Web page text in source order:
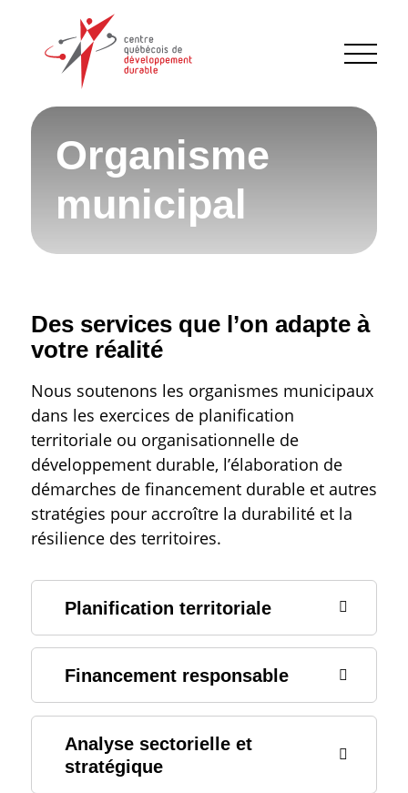
Organisme
municipal
Des services que l’on adapte à
votre réalité
Nous soutenons les organismes municipaux
dans les exercices de planification
territoriale ou organisationnelle de
développement durable, l’élaboration de
démarches de financement durable et autres
stratégies pour accroître la durabilité et la
résilience des territoires.
Planification territoriale
Financement responsable
Analyse sectorielle et
stratégique